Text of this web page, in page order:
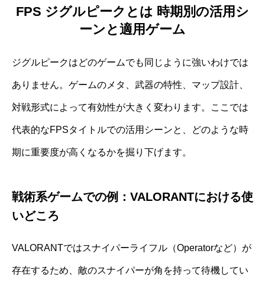
FPS ジグルピークとは 時期別の活用シ
ーンと適用ゲーム
ジグルピークはどのゲームでも同じように強いわけでは
ありません。ゲームのメタ、武器の特性、マップ設計、
対戦形式によって有効性が大きく変わります。ここでは
代表的なFPSタイトルでの活用シーンと、どのような時
期に重要度が高くなるかを掘り下げます。
戦術系ゲームでの例：VALORANTにおける使
いどころ
VALORANTではスナイパーライフル（Operatorなど）が
存在するため、敵のスナイパーが角を持って待機してい